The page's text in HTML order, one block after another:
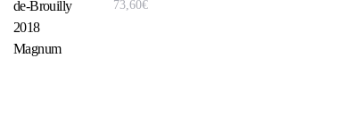
73,60€